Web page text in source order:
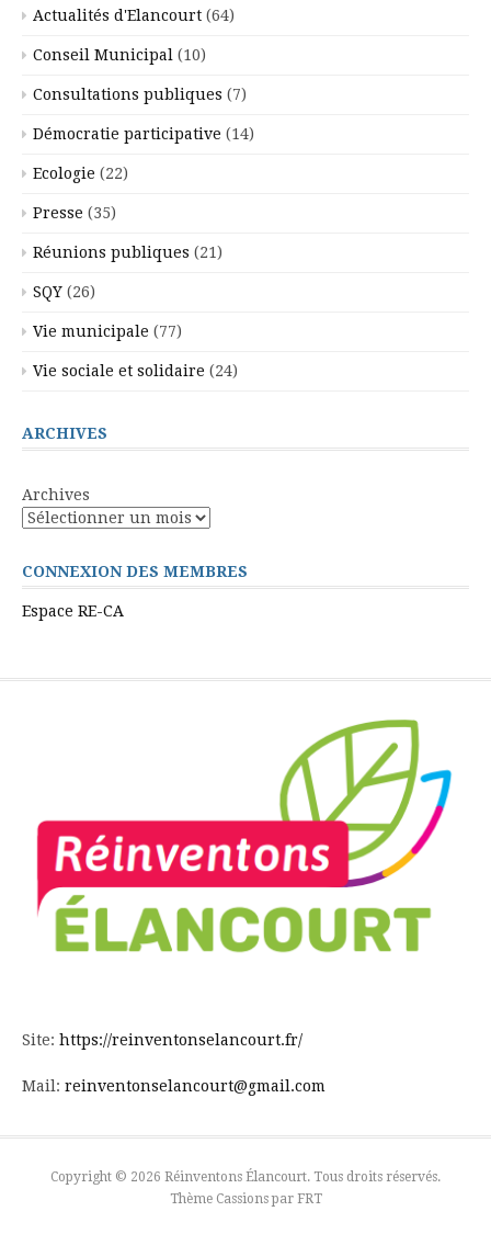
Actualités d'Elancourt (64)
Conseil Municipal (10)
Consultations publiques (7)
Démocratie participative (14)
Ecologie (22)
Presse (35)
Réunions publiques (21)
SQY (26)
Vie municipale (77)
Vie sociale et solidaire (24)
ARCHIVES
Archives
CONNEXION DES MEMBRES
Espace RE-CA
Site: https://reinventonselancourt.fr/
Mail: reinventonselancourt@gmail.com
Copyright © 2026 Réinventons Élancourt. Tous droits réservés.
Thème Cassions par FRT